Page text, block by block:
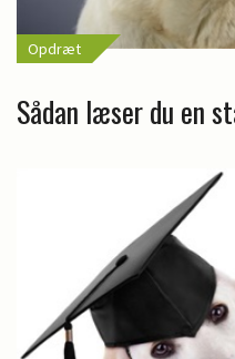
Opdræt
Sådan læser du en